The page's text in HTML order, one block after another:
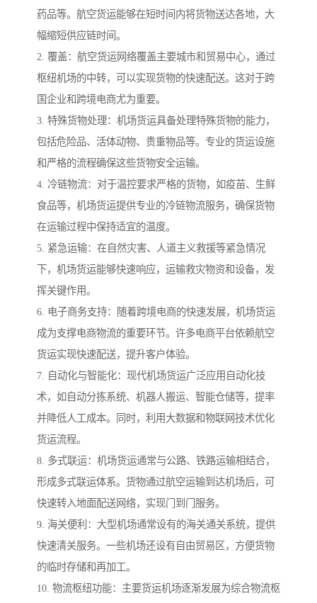
药品等。航空货运能够在短时间内将货物送达各地，大
幅缩短供应链时间。
2. 覆盖：航空货运网络覆盖主要城市和贸易中心，通过
枢纽机场的中转，可以实现货物的快速配送。这对于跨
国企业和跨境电商尤为重要。
3. 特殊货物处理：机场货运具备处理特殊货物的能力，
包括危险品、活体动物、贵重物品等。专业的货运设施
和严格的流程确保这些货物安全运输。
4. 冷链物流：对于温控要求严格的货物，如疫苗、生鲜
食品等，机场货运提供专业的冷链物流服务，确保货物
在运输过程中保持适宜的温度。
5. 紧急运输：在自然灾害、人道主义救援等紧急情况
下，机场货运能够快速响应，运输救灾物资和设备，发
挥关键作用。
6. 电子商务支持：随着跨境电商的快速发展，机场货运
成为支撑电商物流的重要环节。许多电商平台依赖航空
货运实现快速配送，提升客户体验。
7. 自动化与智能化：现代机场货运广泛应用自动化技
术，如自动分拣系统、机器人搬运、智能仓储等，提率
并降低人工成本。同时，利用大数据和物联网技术优化
货运流程。
8. 多式联运：机场货运通常与公路、铁路运输相结合，
形成多式联运体系。货物通过航空运输到达机场后，可
快速转入地面配送网络，实现门到门服务。
9. 海关便利：大型机场通常设有的海关通关系统，提供
快速清关服务。一些机场还设有自由贸易区，方便货物
的临时存储和再加工。
10. 物流枢纽功能：主要货运机场逐渐发展为综合物流枢